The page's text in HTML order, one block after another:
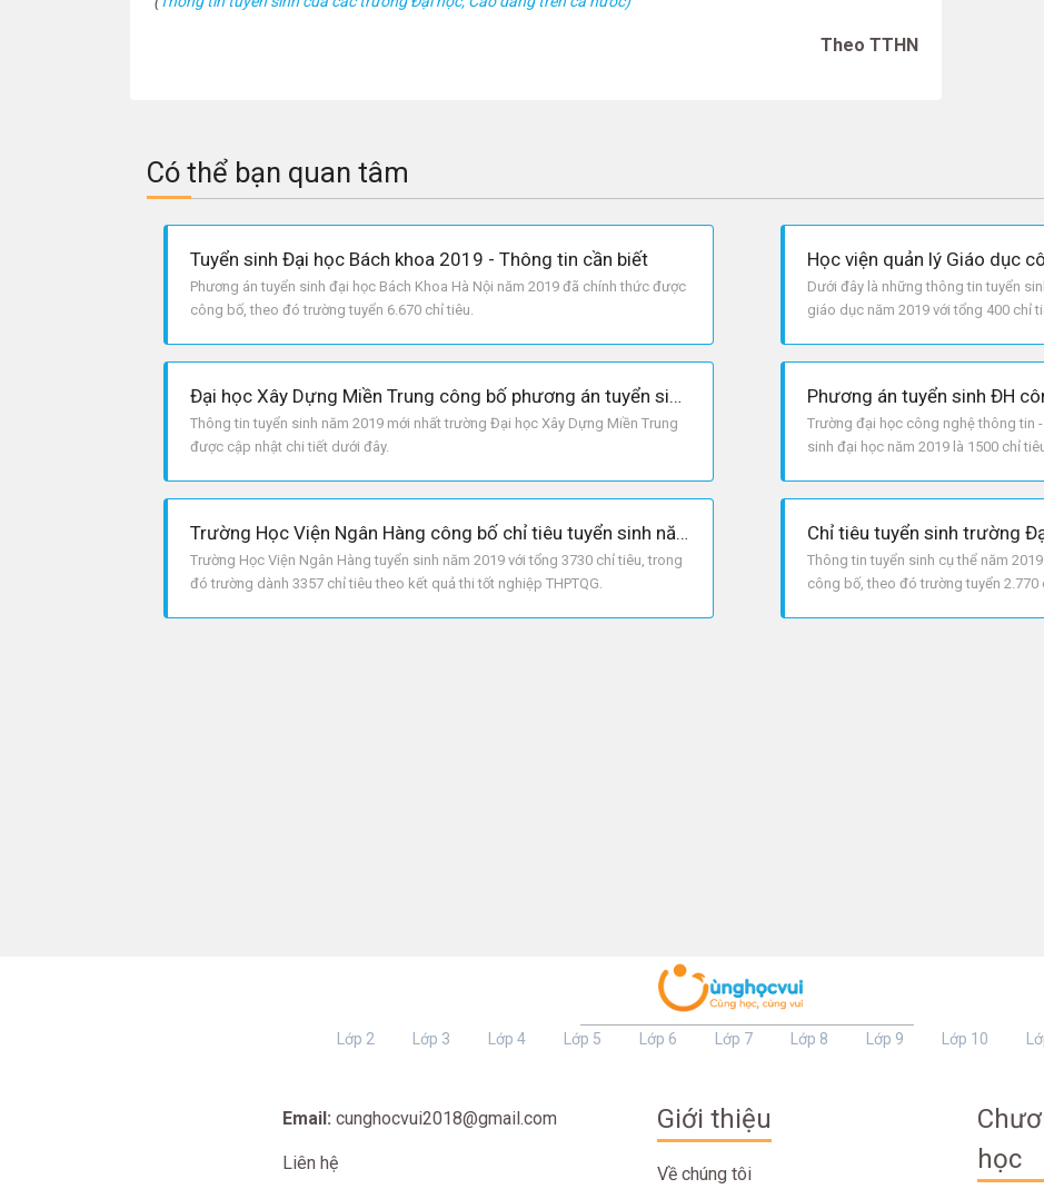
Theo TTHN
Có thể bạn quan tâm
Tuyển sinh Đại học Bách khoa 2019 - Thông tin cần biết
Phương án tuyển sinh đại học Bách Khoa Hà Nội năm 2019 đã chính thức được
công bố, theo đó trường tuyển 6.670 chỉ tiêu.
Dưới đây là những thông tin tuyển
giáo dục năm 2019 với tổng 400 chỉ
Đại học Xây Dựng Miền Trung công bố phương án tuyển sinh năm 2019
Thông tin tuyển sinh năm 2019 mới nhất trường Đại học Xây Dựng Miền Trung
được cập nhật chi tiết dưới đây.
Trường đại học công nghệ thông tin
sinh đại học năm 2019 là 1500 chỉ
Trường Học Viện Ngân Hàng công bố chỉ tiêu tuyển sinh năm 2019
Trường Học Viện Ngân Hàng tuyển sinh năm 2019 với tổng 3730 chỉ tiêu, trong
đó trường dành 3357 chỉ tiêu theo kết quả thi tốt nghiệp THPTQG.
Thông tin tuyển sinh cụ thể năm
công bố, theo đó trường tuyển 2.770
Lớp 2 Lớp 3 Lớp 4 Lớp 5 Lớp 6 Lớp 7 Lớp 8 Lớp 9 Lớp 10
Email: cunghocvui2018@gmail.com
Liên hệ
Giới thiệu
Về chúng tôi
học